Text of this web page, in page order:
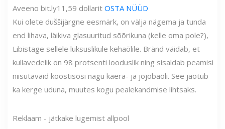
Aveeno bit.ly11,59 dollarit OSTA NÜÜD
Kui olete duššijärgne eesmärk, on välja nägema ja tunda
end lihava, läikiva glasuuritud sõõrikuna (kelle oma pole?),
Libistage sellele luksuslikule kehaõlile. Bränd väidab, et
kullavedelik on 98 protsenti looduslik ning sisaldab peamisi
niisutavaid koostisosi nagu kaera- ja jojobaõli. See jaotub
ka kerge uduna, muutes kogu pealekandmise lihtsaks.
Reklaam - jätkake lugemist allpool